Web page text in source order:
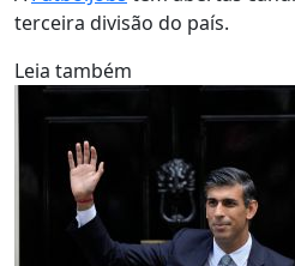
terceira divisão do país.
Leia também